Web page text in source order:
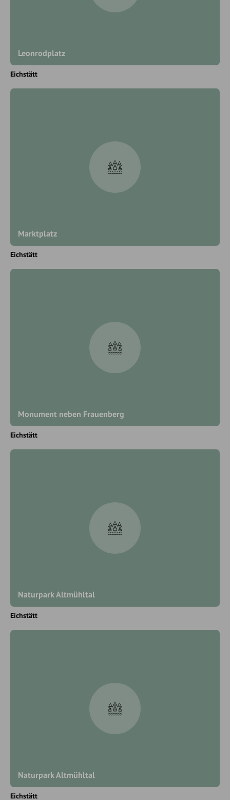
Leonrodplatz
Eichstätt
Marktplatz
Eichstätt
Monument neben Frauenberg
Eichstätt
Naturpark Altmühltal
Eichstätt
Naturpark Altmühltal
Eichstätt